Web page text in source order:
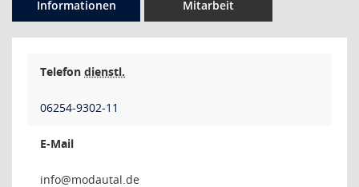
Informationen Mitarbeit
Telefon dienstl.
06254-9302-11
E-Mail